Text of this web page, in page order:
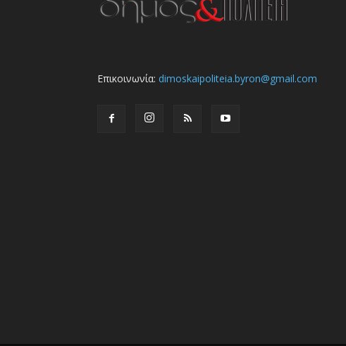
Επικοινωνία: dimoskaipoliteia.byron@gmail.com